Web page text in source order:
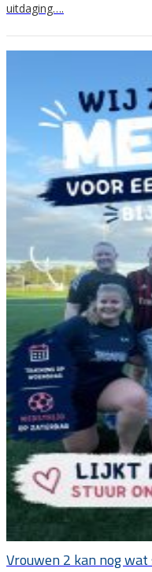
uitdaging….
Vrouwen 2 kan nog